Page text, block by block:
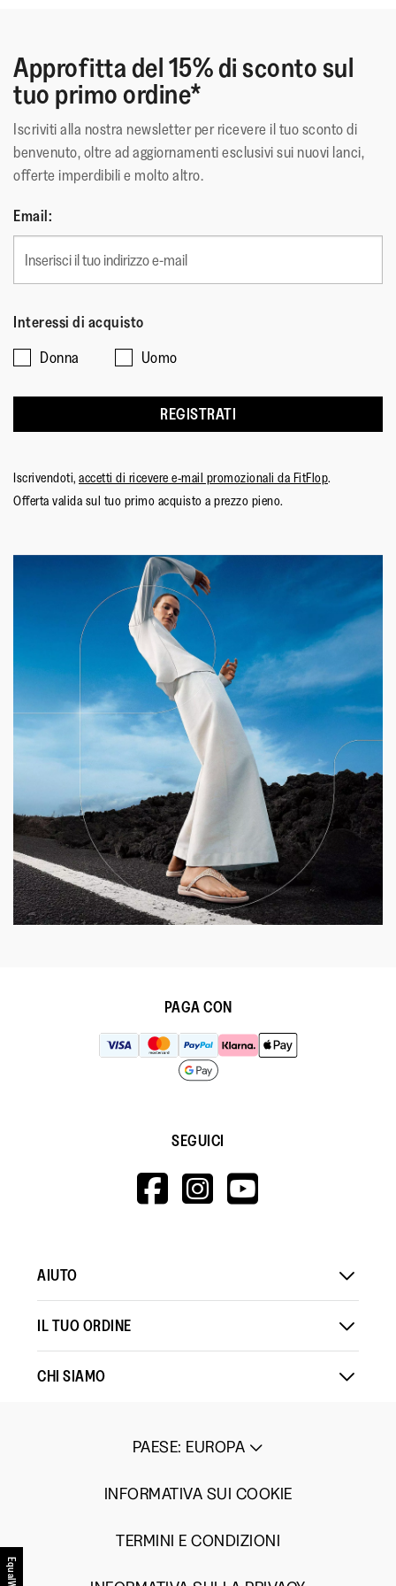
Approfitta del 15% di sconto sul
tuo primo ordine*
Iscriviti alla nostra newsletter per ricevere il tuo sconto di
benvenuto, oltre ad aggiornamenti esclusivi sui nuovi lanci,
offerte imperdibili e molto altro.
Email:
Interessi di acquisto
Donna
Uomo
REGISTRATI
Iscrivendoti, accetti di ricevere e-mail promozionali da FitFlop.
Offerta valida sul tuo primo acquisto a prezzo pieno.
PAGA CON
SEGUICI
HTTPS://
HTTPS://
AIUTO
IL TUO ORDINE
CHI SIAMO
PAESE: EUROPA
INFORMATIVA SUI COOKIE
TERMINI E CONDIZIONI